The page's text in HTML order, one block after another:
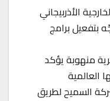
الأذربيجاني
بتفعيل برامج
570 قطعة أثرية منهوبة يؤكد
العالمية
السميح لطريق